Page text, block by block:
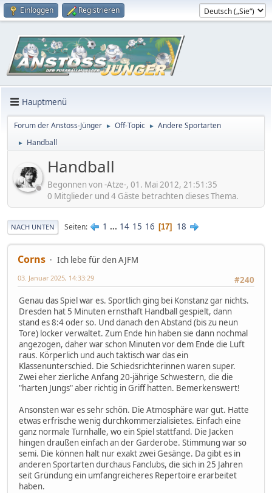
Einloggen Registrieren
Hauptmenü
Forum der Anstoss-Jünger ► Off-Topic ► Andere Sportarten
► Handball
Handball
Begonnen von -Atze-, 01. Mai 2012, 21:51:35
0 Mitglieder und 4 Gäste betrachten dieses Thema.
NACH UNTEN Seiten 1 ... 14 15 16 17 18
Corns
Ich lebe für den AJFM
#240
03. Januar 2025, 14:33:29
Genau das Spiel war es. Sportlich ging bei Konstanz gar nichts.
Dresden hat 5 Minuten ernsthaft Handball gespielt, dann
stand es 8:4 oder so. Und danach den Abstand (bis zu neun
Tore) locker verwaltet. Zum Ende hin haben sie dann nochmal
angezogen, daher war schon Minuten vor dem Ende die Luft
raus. Körperlich und auch taktisch war das ein
Klassenunterschied. Die Schiedsrichterinnen waren super.
Zwei eher zierliche Anfang 20-jährige Schwestern, die die
"harten Jungs" aber richtig in Griff hatten. Bemerkenswert!
Ansonsten war es sehr schön. Die Atmosphäre war gut. Hatte
etwas erfrische wenig durchkommerzialisietes. Einfach eine
ganz normale Turnhalle, wo ein Spiel stattfand. Die Jacken
hingen draußen einfach an der Garderobe. Stimmung war so
semi. Die können halt nur exakt zwei Gesänge. Da gibt es in
anderen Sportarten durchaus Fanclubs, die sich in 25 Jahren
seit Gründung ein umfangreicheres Repertoire erarbeitet
haben.